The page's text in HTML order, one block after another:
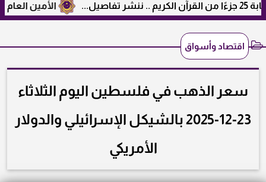
الأمين العام لرابطة
اقتصاد وأسواق
سعر الذهب في فلسطين اليوم الثلاثاء
23-12-2025 بالشيكل الإسرائيلي والدولار
الأمريكي